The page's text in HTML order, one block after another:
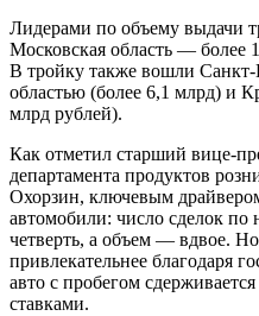
Лидерами по объему выдачи
Московская область — более
В тройку также вошли Санкт-
областью (более 6,1 млрд) и
млрд рублей).
Как отметил старший вице-
департамента продуктов
Охорзин, ключевым
автомобили: число сделок
четверть, а объем — вдвое.
привлекательнее благодаря
авто с пробегом
ставками.